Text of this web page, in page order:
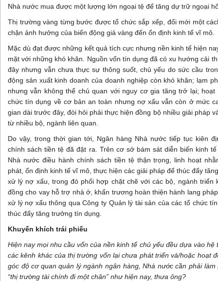
Nhà nước mua được một lượng lớn ngoại tệ để tăng dự trữ ngoại
Thị trường vàng từng bước được tổ chức sắp xếp, đổi mới một
chặn ảnh hưởng của biến động giá vàng đến ổn định kinh tế vĩ mô.
Mặc dù đạt được những kết quả tích cực nhưng nền kinh tế hiện
mặt với những khó khăn. Nguồn vốn tín dụng đã có xu hướng cải
đây nhưng vẫn chưa thực sự thông suốt, chủ yếu do sức cầu
động sản xuất kinh doanh của doanh nghiệp còn khó khăn; lạm
nhưng vẫn không thể chủ quan với nguy cơ gia tăng trở lại;
chức tín dụng về cơ bản an toàn nhưng nợ xấu vẫn còn ở mức
gian dài trước đây, đòi hỏi phải thực hiện đồng bộ nhiều giải pháp
từ nhiều bộ, ngành liên quan.
Do vậy, trong thời gian tới, Ngân hàng Nhà nước tiếp tục kiên
chính sách tiền tệ đã đặt ra. Trên cơ sở bám sát diễn biến kinh
Nhà nước điều hành chính sách tiền tệ thận trọng, linh hoạt
phát, ổn định kinh tế vĩ mô, thực hiện các giải pháp để thúc đẩy
xử lý nợ xấu, trong đó phối hợp chặt chẽ với các bộ, ngành triển
đồng cho vay hỗ trợ nhà ở, khẩn trương hoàn thiện hành lang
xử lý nợ xấu thông qua Công ty Quản lý tài sản của các tổ chức
thúc đẩy tăng trưởng tín dụng.
Khuyến khích trái phiếu
Hiện nay mọi nhu cầu vốn của nền kinh tế chủ yếu đều dựa vào hệ
các kênh khác của thị trường vốn lại chưa phát triển và/hoặc hoạt
góc độ cơ quan quản lý ngành ngân hàng, Nhà nước cần phải
“thị trường tài chính đi một chân” như hiện nay, thưa ông?